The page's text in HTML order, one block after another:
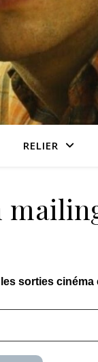
RELIER
sorties cinéma